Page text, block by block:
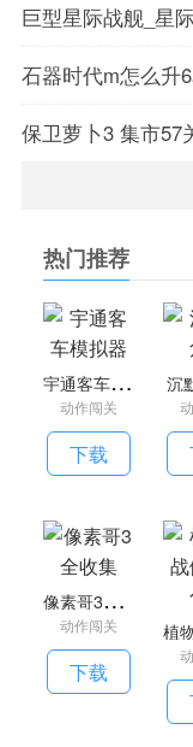
游戏玩法
加游戏的真实感。还
2、玩家在这款
3、精确的物理
括刹车、加速、转
乐趣。
4、将会在第一
性和趣味性，游戏
宇通客车模拟器玩
1、下载并安装
色以及自己的公交
2、进入游戏后
内共提供了四种，
速器，小编接下来
本玩法。
3、选择你想要
外地图：美国（旧
斯）、欧洲（德国
海等等，还可以在
巨型星际战舰_星际迷
石器时代m怎么升
保卫萝卜3 集市57关攻
热门推荐
宇
通客车模拟器
动作闯关
下载
沉
像
素哥3全收集
动作闯关
下载